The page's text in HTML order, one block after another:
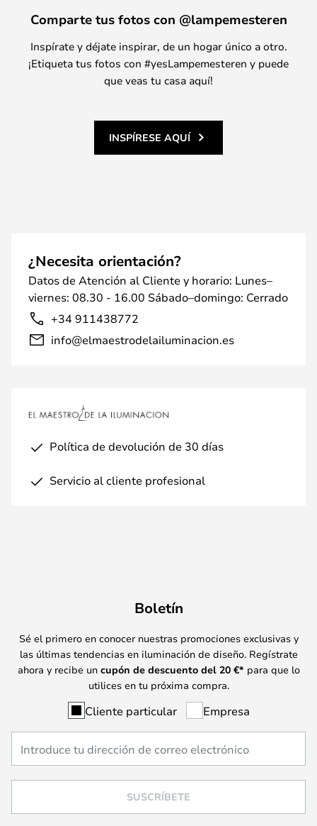
Comparte tus fotos con @lampemesteren
Inspírate y déjate inspirar, de un hogar único a otro.
¡Etiqueta tus fotos con #yesLampemesteren y puede
que veas tu casa aquí!
INSPÍRESE AQUÍ
¿Necesita orientación?
Datos de Atención al Cliente y horario: Lunes–
viernes: 08.30 - 16.00 Sábado–domingo: Cerrado
+34 911438772
info@elmaestrodelailuminacion.es
Política de devolución de 30 días
Servicio al cliente profesional
Boletín
Sé el primero en conocer nuestras promociones exclusivas y
las últimas tendencias en iluminación de diseño. Regístrate
ahora y recibe un cupón de descuento del 20 €* para que lo
utilices en tu próxima compra.
Cliente particular Empresa
SUSCRÍBETE